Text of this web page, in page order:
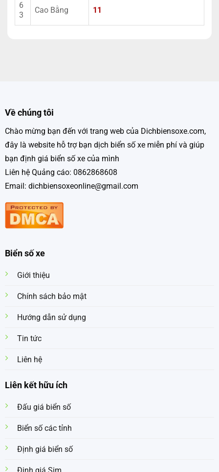
6
3
Cao Bằng 11
Về chúng tôi
Chào mừng bạn đến với trang web của Dichbiensoxe.com,
đây là website hỗ trợ bạn dịch biển số xe miễn phí và giúp
bạn định giá biển số xe của mình
Liên hệ Quảng cáo: 0862868608
Email: dichbiensoxeonline@gmail.com
Biển số xe
Giới thiệu
Chính sách bảo mật
Hướng dẫn sử dụng
Tin tức
Liên hệ
Liên kết hữu ích
Đấu giá biển số
Biển số các tỉnh
Định giá biển số